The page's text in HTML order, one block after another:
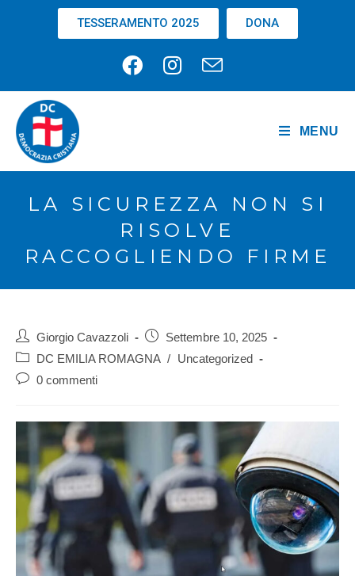
TESSERAMENTO 2025 DONA
MENU
LA SICUREZZA NON SI
RISOLVE
RACCOGLIENDO FIRME
Giorgio Cavazzoli
Settembre 10, 2025
DC EMILIA ROMAGNA /
Uncategorized
0 commenti